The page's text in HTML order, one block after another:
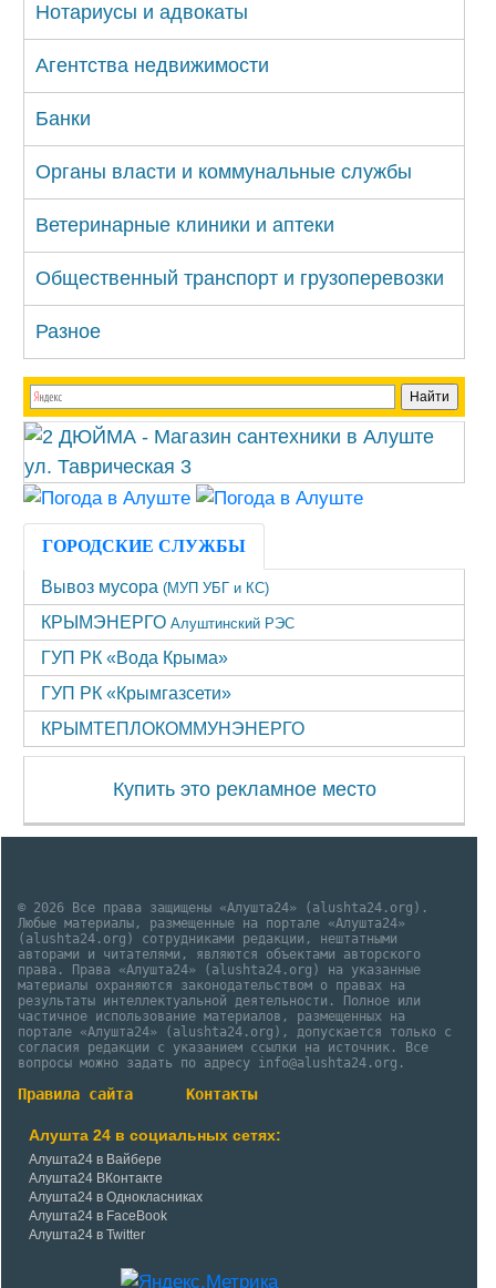
Нотариусы и адвокаты
Агентства недвижимости
Банки
Органы власти и коммунальные службы
Ветеринарные клиники и аптеки
Общественный транспорт и грузоперевозки
Разное
ГОРОДСКИЕ СЛУЖБЫ
Вывоз мусора (МУП УБГ и КС)
КРЫМЭНЕРГО Алуштинский РЭС
ГУП РК «Вода Крыма»
ГУП РК «Крымгазсети»
КРЫМТЕПЛОКОММУНЭНЕРГО
Купить это рекламное место
© 2026 Все права защищены «Алушта24» (alushta24.org).
Любые материалы, размещенные на портале «Алушта24»
(alushta24.org) сотрудниками редакции, нештатными
авторами и читателями, являются объектами авторского
права. Права «Алушта24» (alushta24.org) на указанные
материалы охраняются законодательством о правах на
результаты интеллектуальной деятельности. Полное или
частичное использование материалов, размещенных на
портале «Алушта24» (alushta24.org), допускается только с
согласия редакции с указанием ссылки на источник. Все
вопросы можно задать по адресу info@alushta24.org.
Правила сайта Контакты
Алушта 24 в социальных сетях:
Алушта24 в Вайбере
Алушта24 ВКонтакте
Алушта24 в Однокласниках
Алушта24 в FaceBook
Алушта24 в Twitter